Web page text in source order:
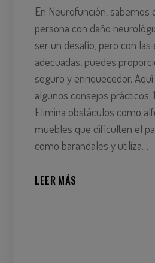
En Neurofunción, sabemos
persona con daño
ser un desafío, pero con las
adecuadas, puedes
seguro y enriquecedor.
algunos consejos prácticos:
Elimina obstáculos como
muebles que dificulten el
como barandales y utiliza…
LEER MÁS